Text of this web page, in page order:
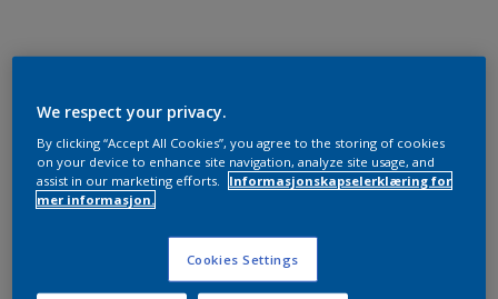
We respect your privacy.
By clicking “Accept All Cookies”, you agree to the storing of cookies
on your device to enhance site navigation, analyze site usage, and
assist in our marketing efforts.
Informasjonskapselerklæring for
mer informasjon.
Cookies Settings